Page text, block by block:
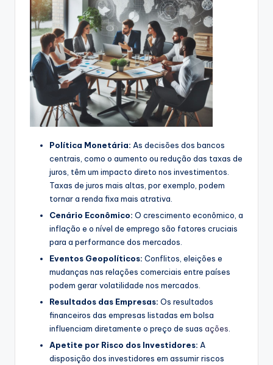
Política Monetária: As decisões dos bancos
centrais, como o aumento ou redução das taxas de
juros, têm um impacto direto nos investimentos.
Taxas de juros mais altas, por exemplo, podem
tornar a renda fixa mais atrativa.
Cenário Econômico: O crescimento econômico, a
inflação e o nível de emprego são fatores cruciais
para a performance dos mercados.
Eventos Geopolíticos: Conflitos, eleições e
mudanças nas relações comerciais entre países
podem gerar volatilidade nos mercados.
Resultados das Empresas: Os resultados
financeiros das empresas listadas em bolsa
influenciam diretamente o preço de suas ações.
Apetite por Risco dos Investidores: A
disposição dos investidores em assumir riscos